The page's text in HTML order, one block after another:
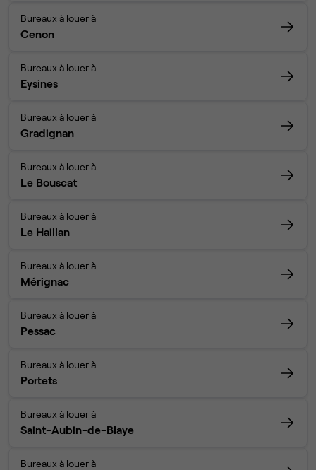
Bureaux à louer à
Cenon
Bureaux à louer à
Eysines
Bureaux à louer à
Gradignan
Bureaux à louer à
Le Bouscat
Bureaux à louer à
Le Haillan
Bureaux à louer à
Mérignac
Bureaux à louer à
Pessac
Bureaux à louer à
Portets
Bureaux à louer à
Saint-Aubin-de-Blaye
Bureaux à louer à